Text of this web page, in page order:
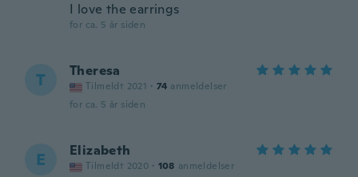
I love the earrings
for ca. 5 år siden
T Theresa
Tilmeldt 2021 · 74 anmeldelser
for ca. 5 år siden
E Elizabeth
Tilmeldt 2020 · 108 anmeldelser